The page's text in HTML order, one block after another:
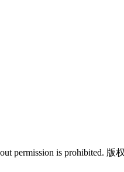
permission is prohibited.